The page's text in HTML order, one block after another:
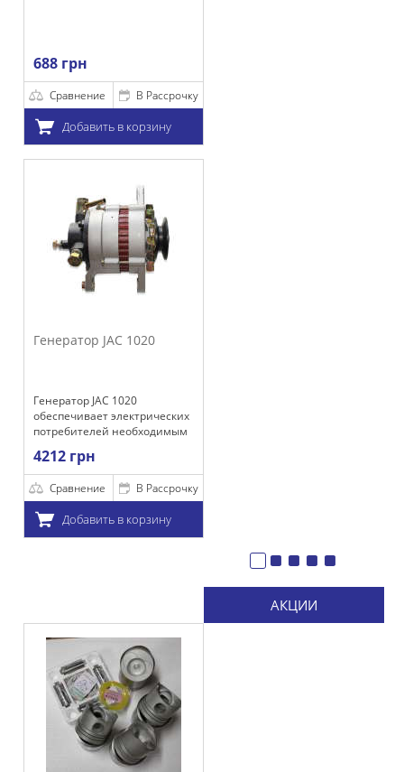
В Рассрочку
в корзину
1020
электрических
необходимым
работы, а
акумулятора.
В Рассрочку
в корзину
АКЦИИ